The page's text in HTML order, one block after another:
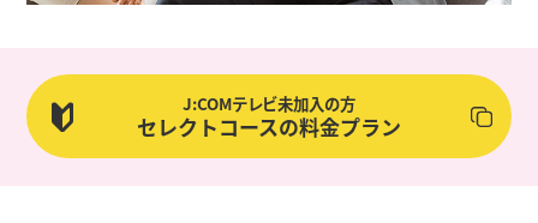
J:COMテレビ未加入の方
セレクトコースの料金プラン